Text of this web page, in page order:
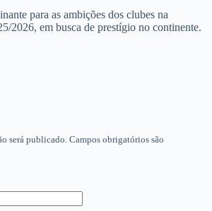
para as ambições dos clubes na
2026, em busca de prestígio no continente.
será publicado. Campos obrigatórios são